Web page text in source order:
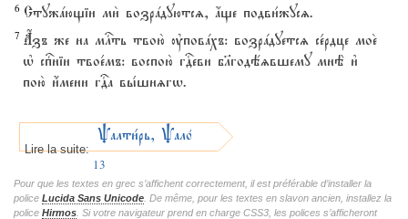
6 Стужaющіи ми2 возрaдуютсz, ѓще подви1жусz.
7 Ѓзъ же на млcть твою2 ўповaхъ: возрaдуетсz се1рдце мое2
њ спcніи твое1мъ: воспою2 гDеви бlгодёzвшему мнЁ и3
пою2 и4мени гDа вы1шнzгw.
Lire la suite:
Pалти1рь, Pало1мъ
13
Pour que les textes en grec s’affichent correctement, il est préférable d’installer la
police Lucida Sans Unicode . De même, pour les textes en slavon ancien, installez la
police Hirmos . Si votre navigateur prend en charge CSS3, les polices s’afficheront